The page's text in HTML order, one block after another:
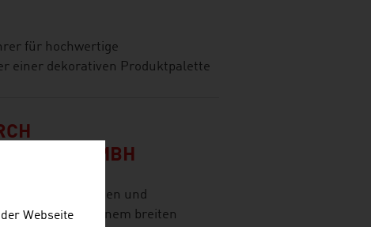
für hochwertige
einer dekorativen Produktpalette
MBH
entwickelt Lösungen und
Industrie in einem breiten
Webseite